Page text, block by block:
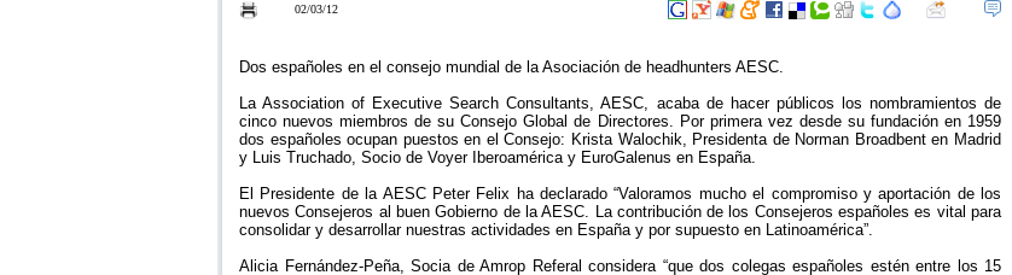
02/03/12
Dos españoles en el consejo mundial de la Asociación de headhunters AESC.
La Association of Executive Search Consultants, AESC, acaba de hacer públicos los nombramientos de
cinco nuevos miembros de su Consejo Global de Directores. Por primera vez desde su fundación en 1959
dos españoles ocupan puestos en el Consejo: Krista Walochik, Presidenta de Norman Broadbent en Madrid
y Luis Truchado, Socio de Voyer Iberoamérica y EuroGalenus en España.
El Presidente de la AESC Peter Felix ha declarado “Valoramos mucho el compromiso y aportación de los
nuevos Consejeros al buen Gobierno de la AESC. La contribución de los Consejeros españoles es vital para
consolidar y desarrollar nuestras actividades en España y por supuesto en Latinoamérica”.
Alicia Fernández-Peña, Socia de Amrop Referal considera “que dos colegas españoles estén entre los 15